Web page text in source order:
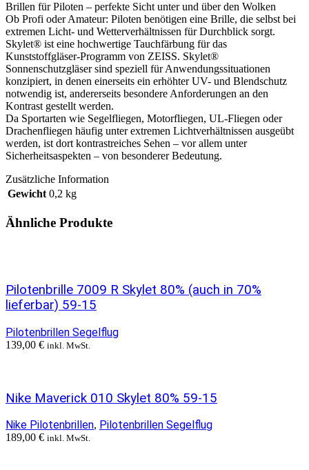
Brillen für Piloten – perfekte Sicht unter und über den Wolken
Ob Profi oder Amateur: Piloten benötigen eine Brille, die selbst bei
extremen Licht- und Wetterverhältnissen für Durchblick sorgt.
Skylet® ist eine hochwertige Tauchfärbung für das
Kunststoffgläser-Programm von ZEISS. Skylet®
Sonnenschutzgläser sind speziell für Anwendungssituationen
konzipiert, in denen einerseits ein erhöhter UV- und Blendschutz
notwendig ist, andererseits besondere Anforderungen an den
Kontrast gestellt werden.
Da Sportarten wie Segelfliegen, Motorfliegen, UL-Fliegen oder
Drachenfliegen häufig unter extremen Lichtverhältnissen ausgeübt
werden, ist dort kontrastreiches Sehen – vor allem unter
Sicherheitsaspekten – von besonderer Bedeutung.
Zusätzliche Information
Gewicht 0,2 kg
Ähnliche Produkte
Pilotenbrille 7009 R Skylet 80% (auch in 70%
lieferbar) 59-15
Pilotenbrillen Segelflug
139,00 € inkl. MwSt.
Nike Maverick 010 Skylet 80% 59-15
Nike Pilotenbrillen, Pilotenbrillen Segelflug
189,00 € inkl. MwSt.